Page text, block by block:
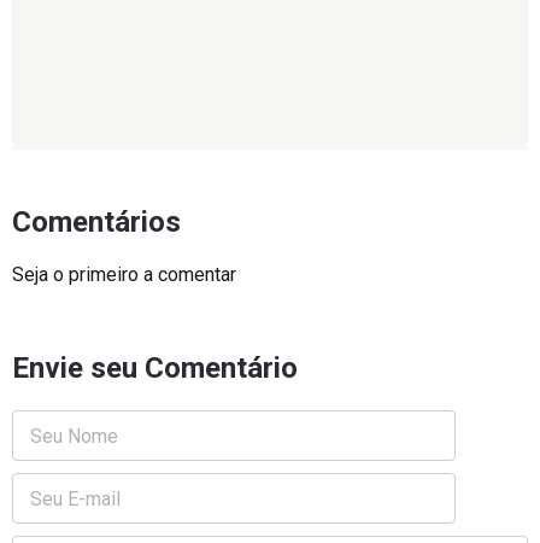
Comentários
Seja o primeiro a comentar
Envie seu Comentário